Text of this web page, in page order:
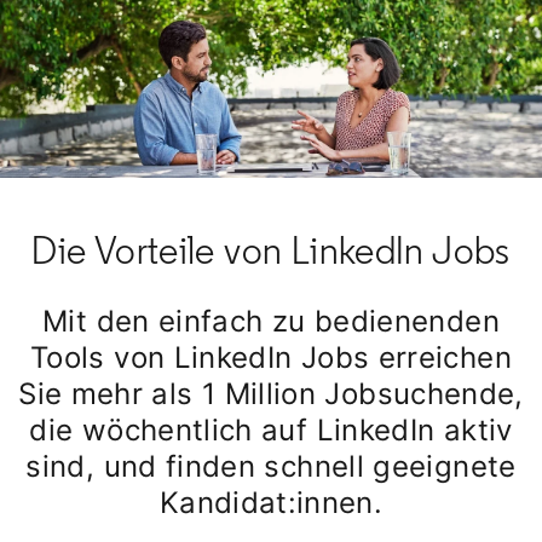
Die Vorteile von LinkedIn Jobs
Mit den einfach zu bedienenden
Tools von LinkedIn Jobs erreichen
Sie mehr als 1 Million Jobsuchende,
die wöchentlich auf LinkedIn aktiv
sind, und finden schnell geeignete
Kandidat:innen.